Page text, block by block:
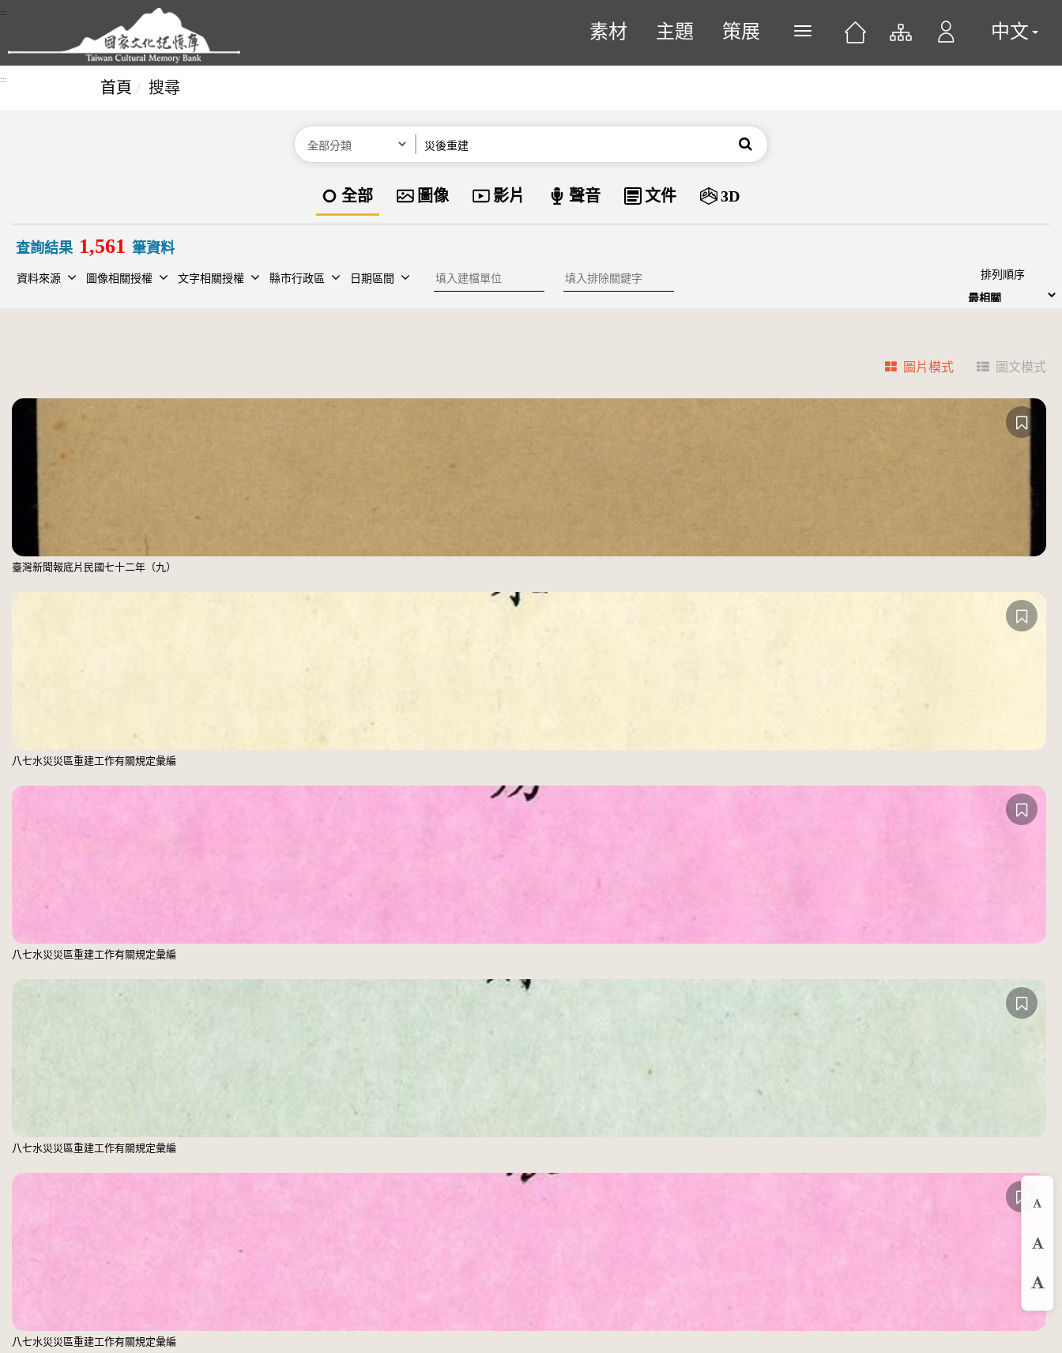
跳到主要內容區塊
:::
素材 主題 策展 展開或關閉主選單 中文
::: 首頁 搜尋
分類 搜尋
資料類型
全部 圖像 影片 聲音 文件 3D
查詢結果 1,561 筆資料
資料來源 圖像相關授權 文字相關授權 縣市行政區 日期區間 建檔單位 排除關鍵字 排列順序
圖片模式 圖文模式
臺灣新聞報底片民國七十二年（九）
八七水災災區重建工作有關規定彙編
八七水災災區重建工作有關規定彙編
八七水災災區重建工作有關規定彙編
八七水災災區重建工作有關規定彙編
放